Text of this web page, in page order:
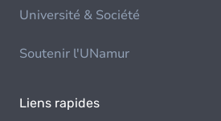
Université & Société
Soutenir l'UNamur
Liens rapides